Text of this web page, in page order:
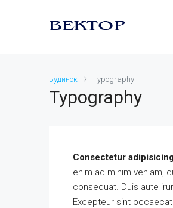
Будинок Typography
Typography
Consectetur
enim ad minim veniam,
consequat. Duis aute
Excepteur sint